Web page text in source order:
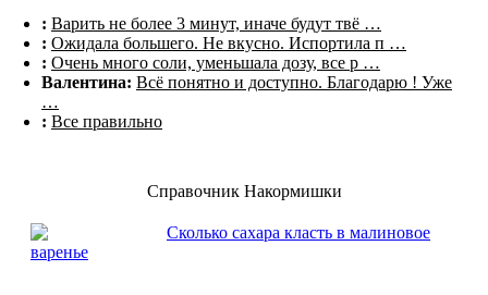
: Варить не более 3 минут, иначе будут твё …
: Ожидала большего. Не вкусно. Испортила п …
: Очень много соли, уменьшала дозу, все р …
Валентина: Всё понятно и доступно. Благодарю ! Уже
…
: Все правильно
Справочник Накормишки
Сколько сахара класть в малиновое
варенье